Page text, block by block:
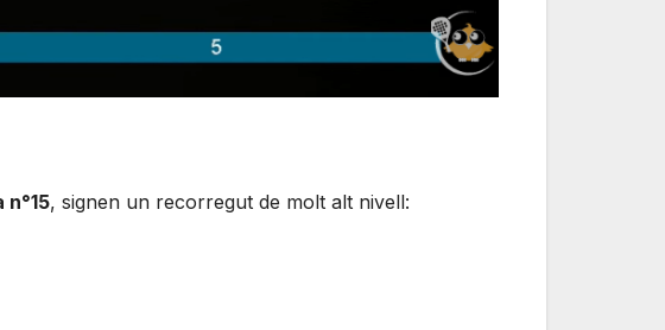
n°15, signen un recorregut de molt alt nivell: